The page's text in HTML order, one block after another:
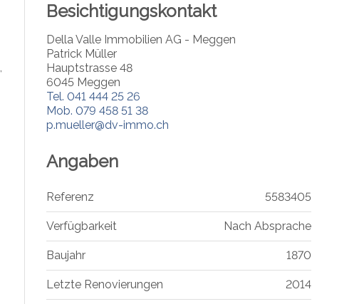
Besichtigungskontakt
Della Valle Immobilien AG - Meggen
Patrick Müller
Hauptstrasse 48
6045 Meggen
Tel. 041 444 25 26
Mob. 079 458 51 38
p.mueller@dv-immo.ch
Angaben
Referenz 5583405
Verfügbarkeit Nach Absprache
Baujahr 1870
Letzte Renovierungen 2014